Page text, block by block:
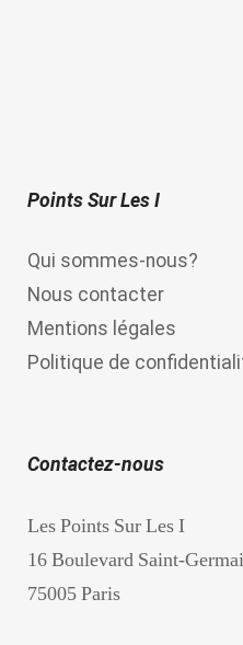
Points Sur Les I
Qui sommes-nous?
Nous contacter
Mentions légales
Politique de
Contactez-nous
Les Points Sur Les I
16 Boulevard Saint-
75005 Paris